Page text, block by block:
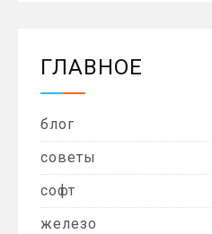
ГЛАВНОЕ
блог
советы
софт
железо